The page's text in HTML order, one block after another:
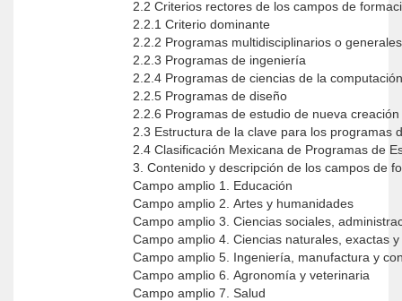
2.2 Criterios rectores de los campos de
2.2.1 Criterio dominante
2.2.2 Programas multidisciplinarios o
2.2.3 Programas de ingeniería
2.2.4 Programas de ciencias de la
2.2.5 Programas de diseño
2.2.6 Programas de estudio de nueva creación
2.3 Estructura de la clave para los programas
2.4 Clasificación Mexicana de Programas de
3. Contenido y descripción de los campos de
Campo amplio 1. Educación
Campo amplio 2. Artes y humanidades
Campo amplio 3. Ciencias sociales,
Campo amplio 4. Ciencias naturales, exactas
Campo amplio 5. Ingeniería, manufactura y
Campo amplio 6. Agronomía y veterinaria
Campo amplio 7. Salud